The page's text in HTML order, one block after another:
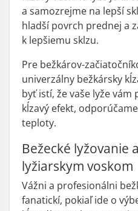
a samozrejme na lepší
hladší povrch prednej a
k lepšiemu sklzu.
Pre bežkárov-
univerzálny bežkársky
byť istí, že vaše lyže
kĺzavý efekt,
teploty.
Bežecké lyžovanie
lyžiarskym voskom
Vážni a profesionálni
fanatickí, pokiaľ ide o